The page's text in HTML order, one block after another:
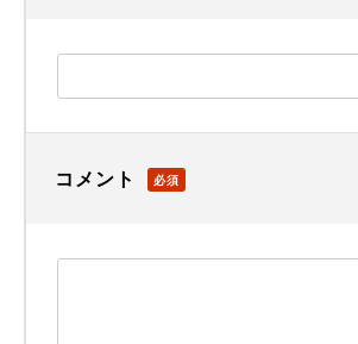
コメント 必須